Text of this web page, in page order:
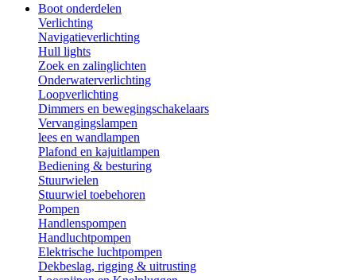
Boot onderdelen
Verlichting
Navigatieverlichting
Hull lights
Zoek en zalinglichten
Onderwaterverlichting
Loopverlichting
Dimmers en bewegingschakelaars
Vervangingslampen
lees en wandlampen
Plafond en kajuitlampen
Bediening & besturing
Stuurwielen
Stuurwiel toebehoren
Pompen
Handlenspompen
Handluchtpompen
Elektrische luchtpompen
Dekbeslag, rigging & uitrusting